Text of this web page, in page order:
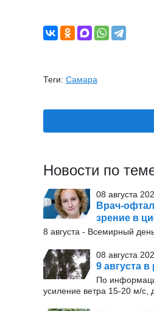
Теги: Самара
Новости по
08 августа
Врач-
зрение в
8 августа - Всемирный
08 августа
9 августа
По
усиление ветра 15-20 м/с,